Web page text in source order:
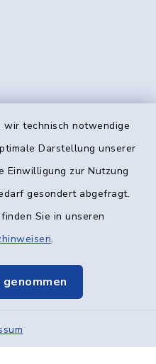
technisch notwendige
Darstellung unserer
Einwilligung zur Nutzung
gesondert abgefragt.
Sie in unseren
.